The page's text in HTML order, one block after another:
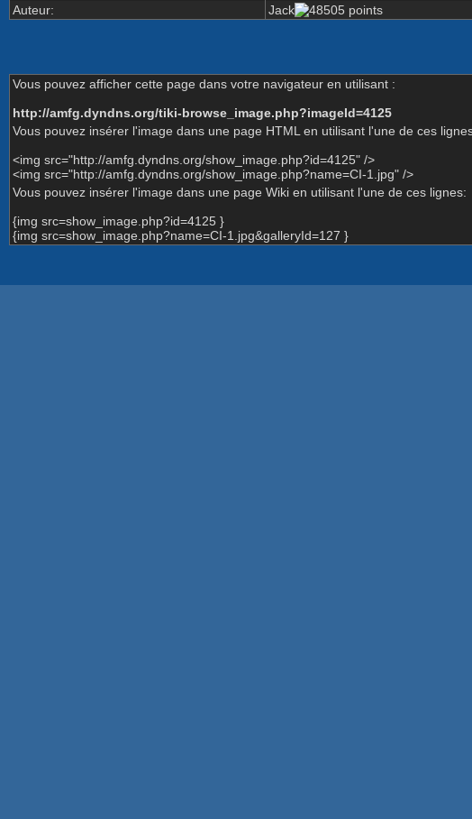
Auteur:
Jack
Vous pouvez afficher cette page dans votre navigateur en utilisant :
http://amfg.dyndns.org/tiki-browse_image.php?imageId=4125
Vous pouvez insérer l'image dans une page HTML en utilisant l'une de ces
<img src="http://amfg.dyndns.org/show_image.php?id=4125" />
<img src="http://amfg.dyndns.org/show_image.php?name=CI-1.jpg" />
Vous pouvez insérer l'image dans une page Wiki en utilisant l'une de ces lignes:
{img src=show_image.php?id=4125 }
{img src=show_image.php?name=CI-1.jpg&galleryId=127 }